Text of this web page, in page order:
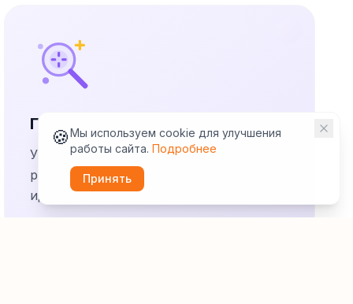
Помощь в поиске вариантов
Умные фильтры и персональные
рекомендации помогут найти
идеальный вариант
🍪Мы используем cookie для улучшения
работы сайта. Подробнее
Принять